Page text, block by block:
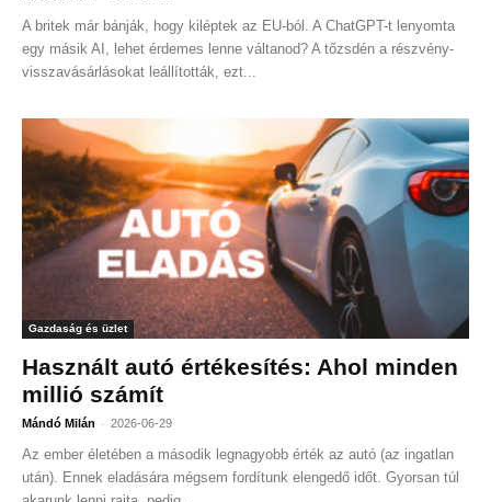
A britek már bánják, hogy kiléptek az EU-ból. A ChatGPT-t lenyomta
egy másik AI, lehet érdemes lenne váltanod? A tőzsdén a részvény-
visszavásárlásokat leállították, ezt...
Gazdaság és üzlet
Használt autó értékesítés: Ahol minden
millió számít
Mándó Milán - 2026-06-29
Az ember életében a második legnagyobb érték az autó (az ingatlan
után). Ennek eladására mégsem fordítunk elengedő időt. Gyorsan túl